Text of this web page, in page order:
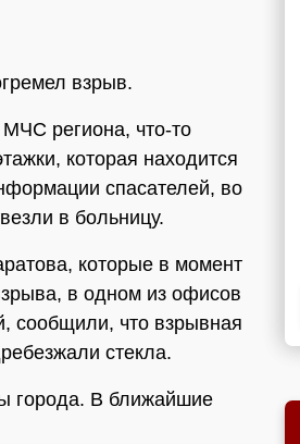
взрыв.
региона, что-то
которая находится
спасателей, во
в больницу.
которые в момент
в одном из офисов
сообщили, что взрывная
стекла.
города. В ближайшие